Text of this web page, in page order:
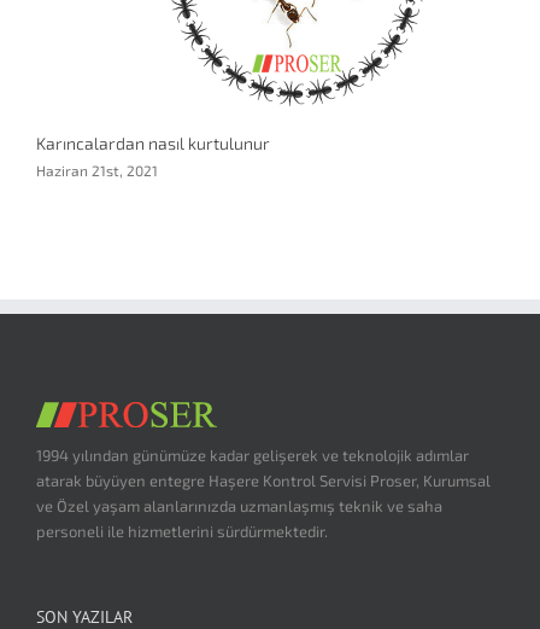
Karıncalardan nasıl kurtulunur
Haziran 21st, 2021
1994 yılından günümüze kadar gelişerek ve teknolojik adımlar
atarak büyüyen entegre Haşere Kontrol Servisi Proser, Kurumsal
ve Özel yaşam alanlarınızda uzmanlaşmış teknik ve saha
personeli ile hizmetlerini sürdürmektedir.
SON YAZILAR